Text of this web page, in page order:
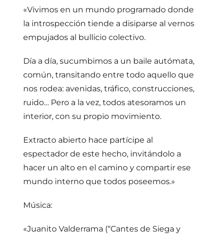
«Vivimos en un mundo programado donde
la introspección tiende a disiparse al vernos
empujados al bullicio colectivo.
Día a día, sucumbimos a un baile autómata,
común, transitando entre todo aquello que
nos rodea: avenidas, tráfico, construcciones,
ruido… Pero a la vez, todos atesoramos un
interior, con su propio movimiento.
Extracto abierto hace partícipe al
espectador de este hecho, invitándolo a
hacer un alto en el camino y compartir ese
mundo interno que todos poseemos.»
Música:
«Juanito Valderrama (“Cantes de Siega y